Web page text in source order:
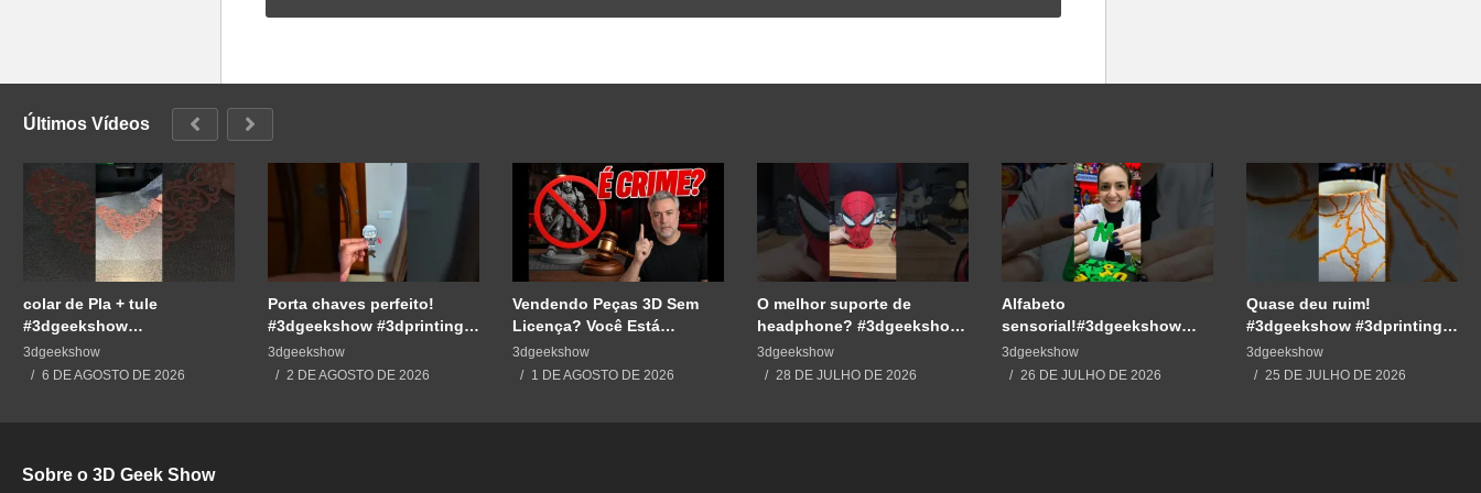
Últimos Vídeos
colar de Pla + tule
#3dgeekshow
#impressão3d #3dprint
#3dprinting #impresion3d
3dgeekshow
6 DE AGOSTO DE 2026
Porta chaves perfeito!
#3dgeekshow #3dprinting
#3dprint #impressão3d
#impresion3d
3dgeekshow
2 DE AGOSTO DE 2026
Vendendo Peças 3D Sem
Licença? Você Está
Cometendo um Erro GRAVE
3dgeekshow
1 DE AGOSTO DE 2026
O melhor suporte de
headphone? #3dgeekshow
#impressão3d #3dprinting
#3dprint #spiderman
3dgeekshow
28 DE JULHO DE 2026
Alfabeto
sensorial!#3dgeekshow
#3dprinting #3dprint
#impressão3d #educação
3dgeekshow
26 DE JULHO DE 2026
Quase deu ruim!
#3dgeekshow #3dprinting
#3dprint #impressão3d
#decoration #maker
3dgeekshow
25 DE JULHO DE 2026
Sobre o 3D Geek Show